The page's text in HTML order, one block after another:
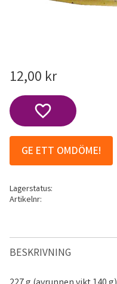
12,00 kr
Lägg till i favoriter
Lagerstatus
Artikelnr
GE ETT OMDÖME!
BESKRIVNING